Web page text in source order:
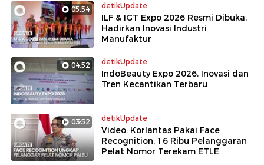
05:54 detikUpdate
ILF & IGT Expo 2026 Resmi Dibuka,
Hadirkan Inovasi Industri
Manufaktur
04:52 detikUpdate
IndoBeauty Expo 2026, Inovasi dan
Tren Kecantikan Terbaru
03:52 detikUpdate
Video: Korlantas Pakai Face
Recognition, 16 Ribu Pelanggaran
Pelat Nomor Terekam ETLE